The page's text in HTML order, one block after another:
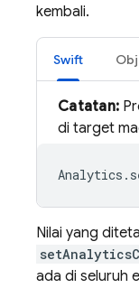
kembali.
Swift
Catatan:
di target
Analytics .
Nilai yang
ada di seluruh